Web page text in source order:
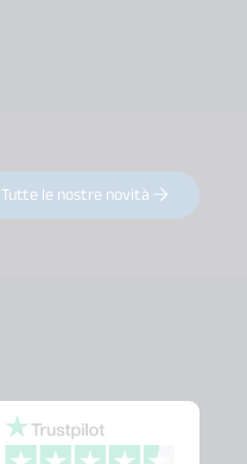
Tutte le nostre novità